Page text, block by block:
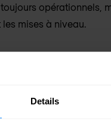
Details
opérationnels,
mises à niveau.
du réseau grâce au
du réseau Aruba (NAE),